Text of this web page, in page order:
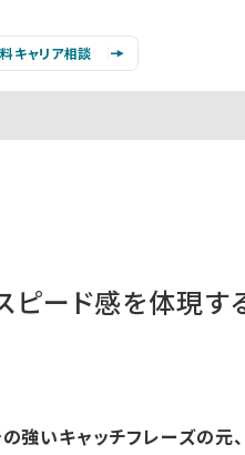
キャリア相談
ピード感を体現
の強いキャッチフレーズの